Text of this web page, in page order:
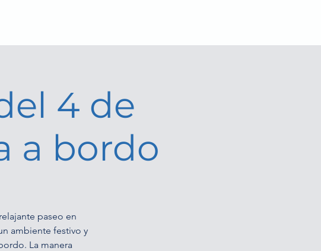
4 de
a bordo
paseo en
ambiente festivo y
La manera